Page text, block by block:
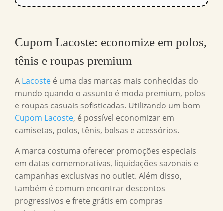
Cupom Lacoste: economize em polos,
tênis e roupas premium
A Lacoste é uma das marcas mais conhecidas do
mundo quando o assunto é moda premium, polos
e roupas casuais sofisticadas. Utilizando um bom
Cupom Lacoste, é possível economizar em
camisetas, polos, tênis, bolsas e acessórios.
A marca costuma oferecer promoções especiais
em datas comemorativas, liquidações sazonais e
campanhas exclusivas no outlet. Além disso,
também é comum encontrar descontos
progressivos e frete grátis em compras